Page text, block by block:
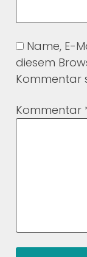
Name, E-
diesem
Kommentar
Kommentar